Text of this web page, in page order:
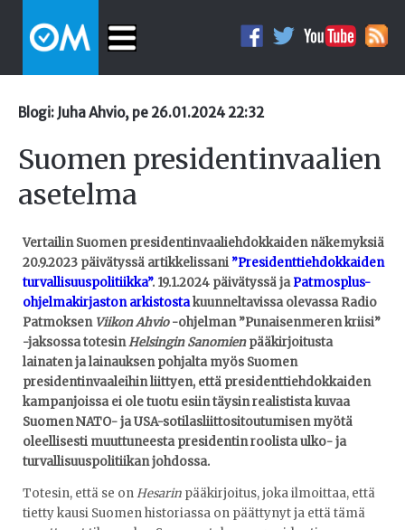
Blogi: Juha Ahvio, pe 26.01.2024 22:32
Suomen presidentinvaalien
asetelma
Vertailin Suomen presidentinvaaliehdokkaiden näkemyksiä
20.9.2023 päivätyssä artikkelissani ”Presidenttiehdokkaiden
turvallisuuspolitiikka”. 19.1.2024 päivätyssä jaPatmosplus-
ohjelmakirjaston arkistostakuunneltavissa olevassa Radio
Patmoksen Viikon Ahvio-ohjelman ”Punaisenmeren kriisi”
-jaksossa totesinHelsingin Sanomienpääkirjoitusta
lainaten ja lainauksen pohjalta myös Suomen
presidentinvaaleihin liittyen, että presidenttiehdokkaiden
kampanjoissa ei ole tuotu esiin täysin realistista kuvaa
Suomen NATO- ja USA-sotilasliittositoutumisen myötä
oleellisesti muuttuneesta presidentin roolista ulko- ja
turvallisuuspolitiikan johdossa.
Totesin, että se onHesarin pääkirjoitus, joka ilmoittaa, että
tietty kausi Suomen historiassa on päättynyt ja että tämä